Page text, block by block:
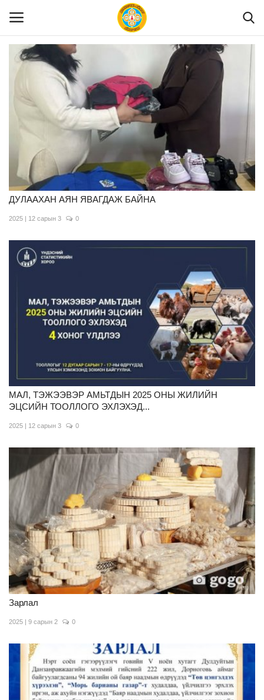
Танилцуулга
МЭДЭЭЛЭЛ
Хууль эрх зүй
Шилэн данс
Тендер
Бодлого төлөвлөлт
Холбоо барих
ДУЛААХАН АЯН ЯВАГДАЖ БАЙНА
2025 | 12 сарын 3 0
МАЛ, ТЭЖЭЭВЭР АМЬТДЫН 2025 ОНЫ ЖИЛИЙН
ЭЦСИЙН ТООЛЛОГО ЭХЛЭХЭД...
2025 | 12 сарын 3 0
Зарлал
2025 | 9 сарын 2 0